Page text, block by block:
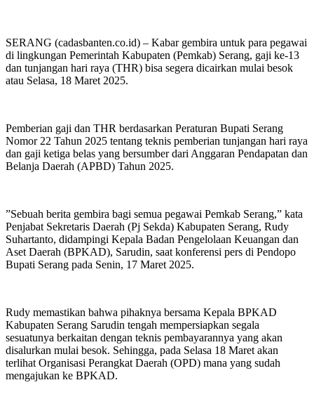
SERANG (cadasbanten.co.id) – Kabar gembira untuk para pegawai
di lingkungan Pemerintah Kabupaten (Pemkab) Serang, gaji ke-13
dan tunjangan hari raya (THR) bisa segera dicairkan mulai besok
atau Selasa, 18 Maret 2025.
Pemberian gaji dan THR berdasarkan Peraturan Bupati Serang
Nomor 22 Tahun 2025 tentang teknis pemberian tunjangan hari raya
dan gaji ketiga belas yang bersumber dari Anggaran Pendapatan dan
Belanja Daerah (APBD) Tahun 2025.
”Sebuah berita gembira bagi semua pegawai Pemkab Serang,” kata
Penjabat Sekretaris Daerah (Pj Sekda) Kabupaten Serang, Rudy
Suhartanto, didampingi Kepala Badan Pengelolaan Keuangan dan
Aset Daerah (BPKAD), Sarudin, saat konferensi pers di Pendopo
Bupati Serang pada Senin, 17 Maret 2025.
Rudy memastikan bahwa pihaknya bersama Kepala BPKAD
Kabupaten Serang Sarudin tengah mempersiapkan segala
sesuatunya berkaitan dengan teknis pembayarannya yang akan
disalurkan mulai besok. Sehingga, pada Selasa 18 Maret akan
terlihat Organisasi Perangkat Daerah (OPD) mana yang sudah
mengajukan ke BPKAD.